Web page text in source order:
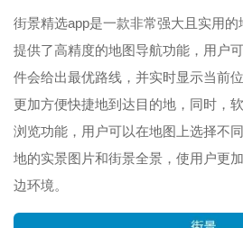
街景精选app是一款非常强大且实用
提供了高精度的地图导航功能，用户
件会给出最优路线，并实时显示当前
更加方便快捷地到达目的地，同时，
浏览功能，用户可以在地图上选择不
地的实景图片和街景全景，使用户更
边环境。